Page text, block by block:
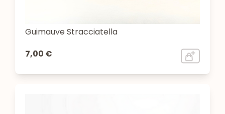
Guimauve Stracciatella
7,00 €